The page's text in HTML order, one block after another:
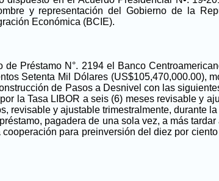
y representación del Gobierno de la
Económica (BCIE).
de Préstamo N°. 2194 el Banco
Setenta Mil Dólares (US$105,470,000.00),
de Pasos a Desnivel con las
la Tasa LIBOR a seis (6) meses revisable y
revisable y ajustable trimestralmente, durante
pagadera de una sola vez, a más
para preinversión del diez por